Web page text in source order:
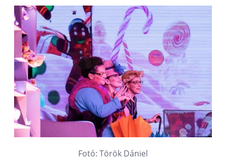
Fotó: Török Dániel